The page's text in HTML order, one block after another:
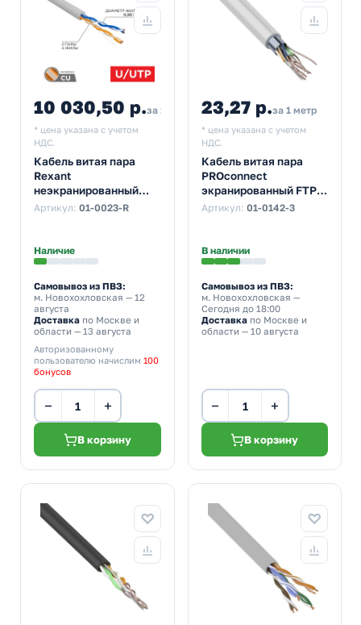
10 030,50 р.за 1 упак
* цена указана с учетом
НДС.
Кабель витая пара
Rexant
неэкранированный
UTP 2PR 24AWG cat 5e
интернета)
Артикул: 01-0023-R
Наличие
Самовывоз из ПВЗ:
м. Новохохловская — 12
августа
Доставка по Москве и
области — 13 августа
Авторизованному
пользователю начислим 100
бонусов
− +
В корзину
23,27 р.за 1 метр
* цена указана с учетом
НДС.
Кабель витая пара
PROconnect
экранированный FTP
4PR 24AWG cat 5e CCA
Артикул: 01-0142-3
В наличии
Самовывоз из ПВЗ:
м. Новохохловская —
Сегодня до 18:00
Доставкапо Москве и
области — 10 августа
− +
В корзину